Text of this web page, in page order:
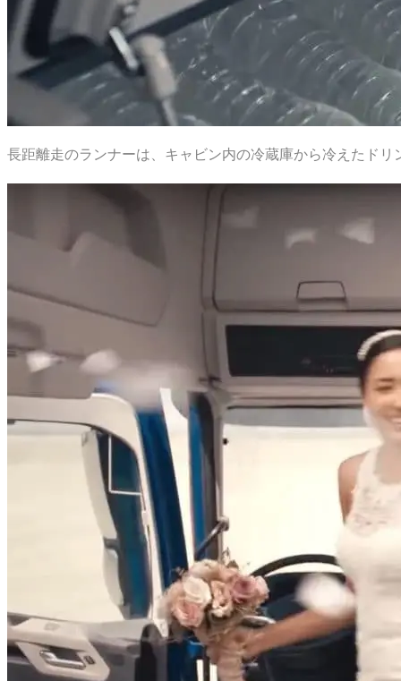
長距離走のランナーは、キャビン内の冷蔵庫から冷えたド